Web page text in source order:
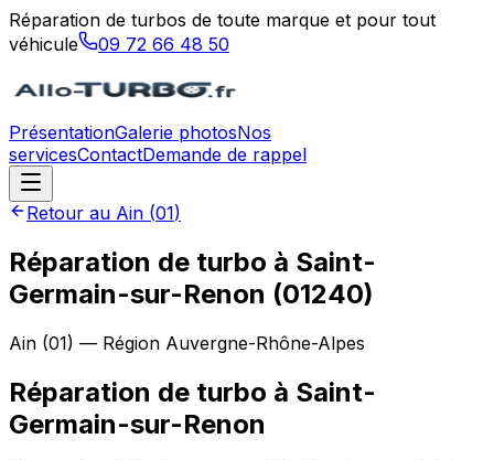
Réparation de turbos de toute marque et pour tout
véhicule
09 72 66 48 50
PrésentationGalerie photosNos
servicesContactDemande de rappel
Retour au Ain (01)
Réparation de turbo à Saint-
Germain-sur-Renon (01240)
Ain (01) — Région Auvergne-Rhône-Alpes
Réparation de turbo à Saint-
Germain-sur-Renon